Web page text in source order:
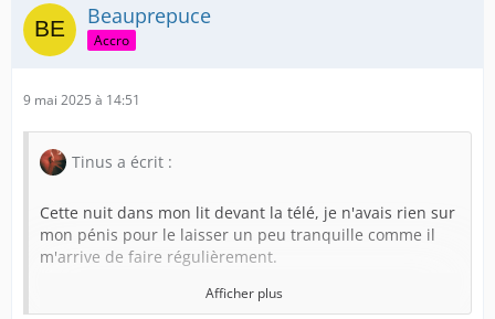
Beauprepuce
Accro
9 mai 2025 à 14:51
Tinus a écrit :
Cette nuit dans mon lit devant la télé, je n'avais rien sur
mon pénis pour le laisser un peu tranquille comme il
m'arrive de faire régulièrement.
Au moment de me lever pour aller au toilette, j'ai
Afficher plus